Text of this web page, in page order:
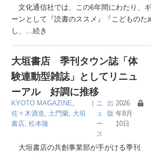
文化通信社では、この6年間にわたり、
ーンとして『読書のススメ』『こどものた
し、
…続き
大垣書店 季刊タウン誌「体
験連動型雑誌」としてリニュ
ーアル 好調に推移
KYOTO MAGAZINE
佐々木酒造
土門蘭 大垣
書店 ,松本隆
｜ ニ
ュ
ー
ス
出
版
2026
年8月
10日
大垣書店の共創事業部が手がける季刊